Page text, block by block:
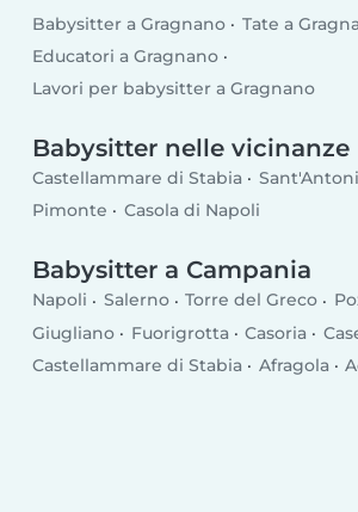
Babysitter a Gragnano
Tate a
Educatori a Gragnano
Lavori per babysitter a Gragnano
Babysitter nelle vicinanze
Castellammare di Stabia
Pimonte
Casola di Napoli
Babysitter a Campania
Napoli Salerno Torre del Greco
Giugliano
Fuorigrotta Casoria
Castellammare di Stabia
Afragola